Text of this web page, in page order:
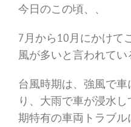
今日のこの頃、、
7月から10月にかけて
風が多いと言われてい
台風時期は、強風で
り、大雨で車が浸水
期特有の車両トラブ